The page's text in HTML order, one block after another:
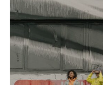
Dr. Korba Szabolcs,
Informatikai Karának
tendenciákat mutatta
jogszabályokban és
utat választotta
példák a